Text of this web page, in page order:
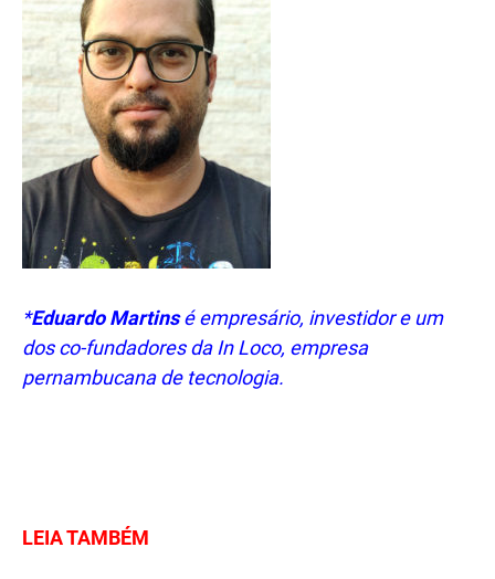
*Eduardo Martinsé empresário, investidor e um
dos co-fundadores da In Loco, empresa
pernambucana de tecnologia.
LEIA TAMBÉM